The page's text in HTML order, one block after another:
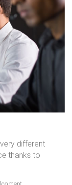
different
thanks to